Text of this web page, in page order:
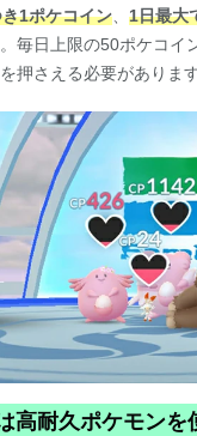
1ポケコイン 、1日最大
毎日上限の50ポケコイ
押さえる必要があります
高耐久ポケモンを